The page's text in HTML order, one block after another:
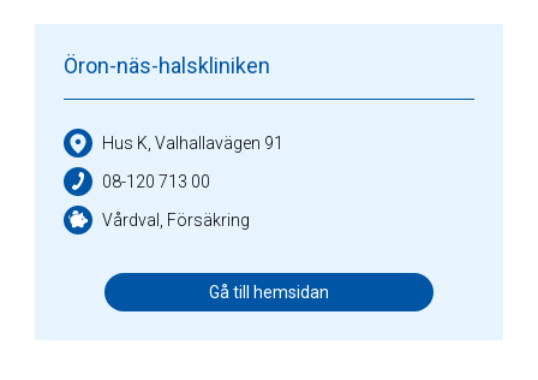
Öron-näs-halskliniken
Hus K, Valhallavägen 91
08-120 713 00
Vårdval, Försäkring
Gå till hemsidan